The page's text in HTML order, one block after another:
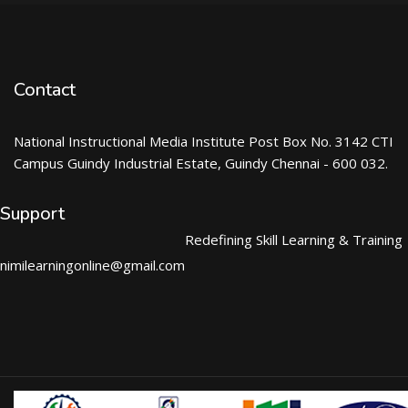
Contact
National Instructional Media Institute Post Box No. 3142 CTI
Campus Guindy Industrial Estate, Guindy Chennai - 600 032.
Support
nimilearningonline@gmail.com
Redefining Skill Learning & Training